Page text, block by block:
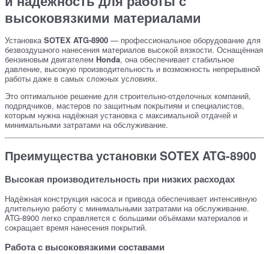
высоковязкими материалами
УстановкаSOTEX ATG-8900 — профессиональное оборудование для
безвоздушного нанесения материалов высокой вязкости. Оснащённая
бензиновым двигателем Honda, она обеспечивает стабильное
давление, высокую производительность и возможность непрерывной
работы даже в самых сложных условиях.
Это оптимальное решение для строительно-отделочных компаний,
подрядчиков, мастеров по защитным покрытиям и специалистов,
которым нужна надёжная установка с максимальной отдачей и
минимальными затратами на обслуживание.
Преимущества установки SOTEX ATG-8900
Высокая производительность при низких расходах
Надёжная конструкция насоса и привода обеспечивает интенсивную
длительную работу с минимальными затратами на обслуживание.
ATG-8900 легко справляется с большими объёмами материалов и
сокращает время нанесения покрытий.
Работа с высоковязкими составами